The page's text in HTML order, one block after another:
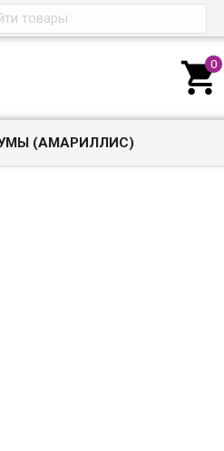

(АМАРИЛЛИС)